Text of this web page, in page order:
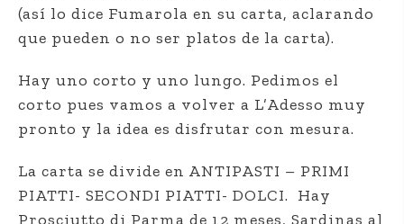
(así lo dice Fumarola en su carta, aclarando
que pueden o no ser platos de la carta).
Hay uno corto y uno lungo. Pedimos el
corto pues vamos a volver a L’Adesso muy
pronto y la idea es disfrutar con mesura.
La carta se divide en ANTIPASTI – PRIMI
PIATTI- SECONDI PIATTI- DOLCI. Hay
Prosciutto di Parma de 12 meses, Sardinas al